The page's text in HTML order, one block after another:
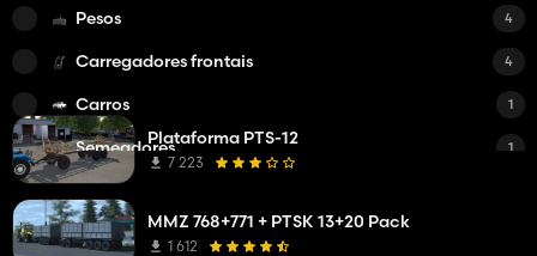
Pesos 4
Carregadores frontais 4
Carros 1
Semeadores 1
i3D
Distribuidores de fertilizantes
Plataforma PTS-12
7 223
MMZ 768+771 + PTSK 13+20 Pack
1 612